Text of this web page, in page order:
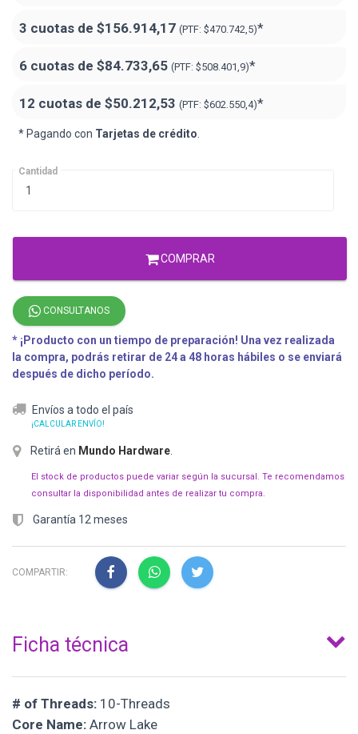
3 cuotas de $156.914,17 (PTF: $470.742,5)*
6 cuotas de $84.733,65 (PTF: $508.401,9)*
12 cuotas de $50.212,53 (PTF: $602.550,4)*
* Pagando con Tarjetas de crédito.
Cantidad
COMPRAR
CONSULTANOS
* ¡Producto con un tiempo de preparación! Una vez realizada
la compra, podrás retirar de 24 a 48 horas hábiles o se enviará
después de dicho período.
Envíos a todo el país
¡CALCULAR ENVÍO!
Retirá en Mundo Hardware
El stock de productos puede variar según la sucursal. Te recomendamos
consultar la disponibilidad antes de realizar tu compra.
Garantía 12 meses
COMPARTIR:
Ficha técnica
# of Threads: 10-Threads
Core Name: Arrow Lake